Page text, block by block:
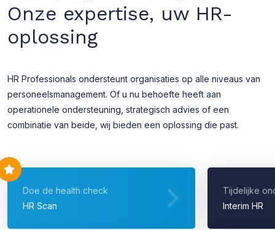
Onze expertise, uw HR-
oplossing
HR Professionals ondersteunt organisaties op alle niveaus van
personeelsmanagement. Of u nu behoefte heeft aan
operationele ondersteuning, strategisch advies of een
combinatie van beide, wij bieden een oplossing die past.
Doe de health check
HR Scan
Tijdelijke
Interim HR